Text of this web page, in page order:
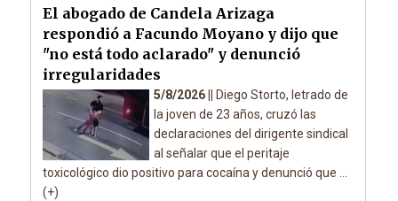
El abogado de Candela Arizaga
respondió a Facundo Moyano y dijo que
"no está todo aclarado" y denunció
irregularidades
5/8/2026 ||
Diego Storto, letrado de
la joven de 23 años, cruzó las
declaraciones del dirigente sindical
al señalar que el peritaje
toxicológico dio positivo para cocaína y denunció que ...
(+)